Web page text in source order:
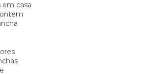
em casa